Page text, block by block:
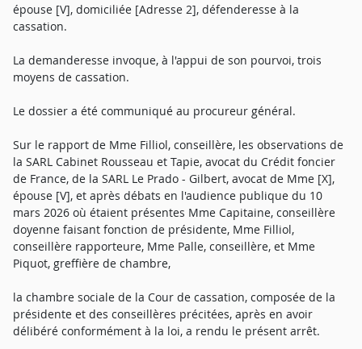
épouse [V], domiciliée [Adresse 2], défenderesse à la
cassation.
La demanderesse invoque, à l'appui de son pourvoi, trois
moyens de cassation.
Le dossier a été communiqué au procureur général.
Sur le rapport de Mme Filliol, conseillère, les observations de
la SARL Cabinet Rousseau et Tapie, avocat du Crédit foncier
de France, de la SARL Le Prado - Gilbert, avocat de Mme [X],
épouse [V], et après débats en l'audience publique du 10
mars 2026 où étaient présentes Mme Capitaine, conseillère
doyenne faisant fonction de présidente, Mme Filliol,
conseillère rapporteure, Mme Palle, conseillère, et Mme
Piquot, greffière de chambre,
la chambre sociale de la Cour de cassation, composée de la
présidente et des conseillères précitées, après en avoir
délibéré conformément à la loi, a rendu le présent arrêt.